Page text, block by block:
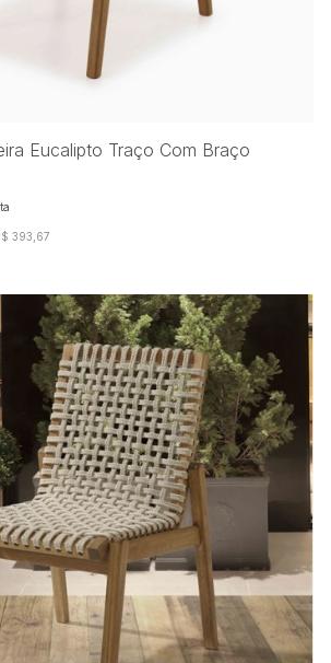
Eucalipto Traço Com Braço
393,67